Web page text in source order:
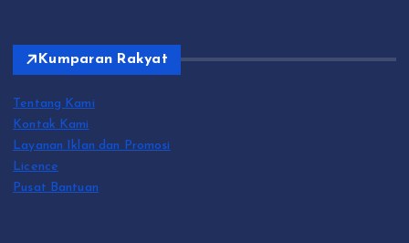
Kumparan Rakyat
Tentang Kami
Kontak Kami
Layanan Iklan dan Promosi
Licence
Pusat Bantuan